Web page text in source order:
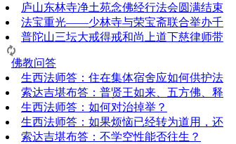
庐山东林寺净土苑念佛经行法会圆满结束
法宝重光——少林寺与荣宝斋联合举办千
普陀山三坛大戒得戒和尚上道下慈律师带
佛教问答
生西法师答：住在集体宿舍应如何供护法
索达吉堪布答：普贤王如来、五方佛、释
生西法师答：如何对治掉举？
生西法师答：如果烦恼已经转为道用，还
索达吉堪布答：​不学空性能否往生？